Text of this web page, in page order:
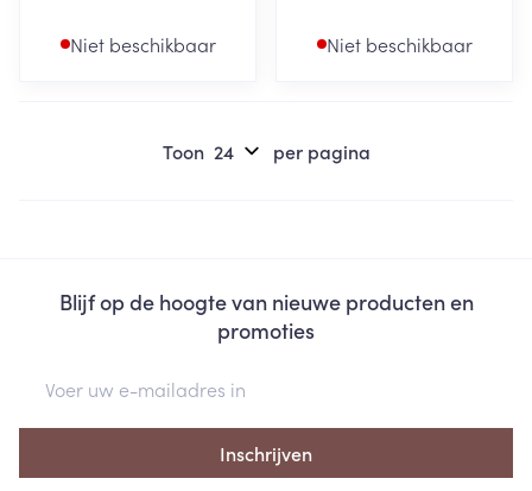
Niet beschikbaar Niet beschikbaar
Toon per pagina
Blijf op de hoogte van nieuwe producten en
promoties
Inschrijven